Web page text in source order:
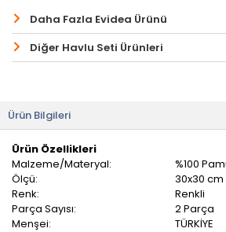
Daha Fazla Evidea Ürünü
Diğer Havlu Seti Ürünleri
Ürün Bilgileri
Ürün Özellikleri
Malzeme/Materyal:
%100
Ölçü:
30x30 cm
Renk:
Renkli
Parça Sayısı:
2 Parça
Menşei:
TÜRKİYE